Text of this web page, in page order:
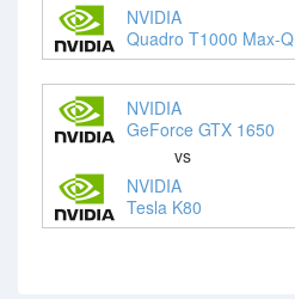
NVIDIA
Quadro T1000 Max-Q
NVIDIA
GeForce GTX 1650
vs
NVIDIA
Tesla K80